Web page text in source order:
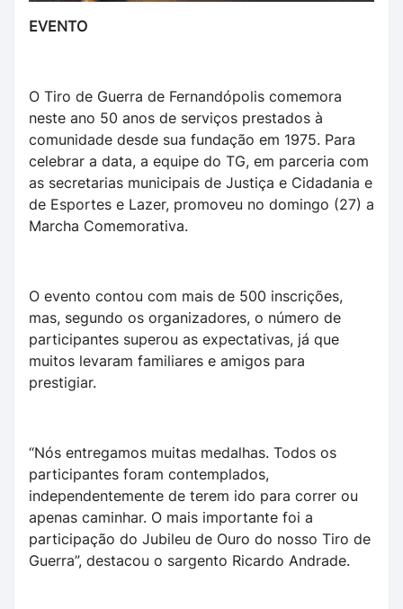
EVENTO
O Tiro de Guerra de Fernandópolis comemora
neste ano 50 anos de serviços prestados à
comunidade desde sua fundação em 1975. Para
celebrar a data, a equipe do TG, em parceria com
as secretarias municipais de Justiça e Cidadania e
de Esportes e Lazer, promoveu no domingo (27) a
Marcha Comemorativa.
O evento contou com mais de 500 inscrições,
mas, segundo os organizadores, o número de
participantes superou as expectativas, já que
muitos levaram familiares e amigos para
prestigiar.
“Nós entregamos muitas medalhas. Todos os
participantes foram contemplados,
independentemente de terem ido para correr ou
apenas caminhar. O mais importante foi a
participação do Jubileu de Ouro do nosso Tiro de
Guerra”, destacou o sargento Ricardo Andrade.